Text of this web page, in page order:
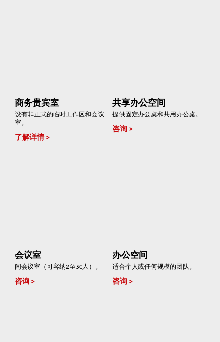
商务贵宾室
设有非正式的临时工作区和会议
室。
了解详情
共享办公空间
提供固定办公桌和共用办公桌。
咨询
会议室
间会议室（可容纳2至30人）。
咨询
办公空间
适合个人或任何规模的团队。
咨询